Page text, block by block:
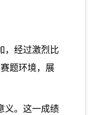
，经过激烈比
题环境，展
义。这一成绩